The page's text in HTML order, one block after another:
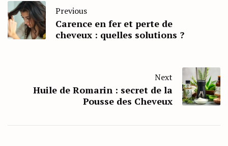
Previous
Carence en fer et perte de
cheveux : quelles solutions ?
Next
Huile de Romarin : secret de la
Pousse des Cheveux